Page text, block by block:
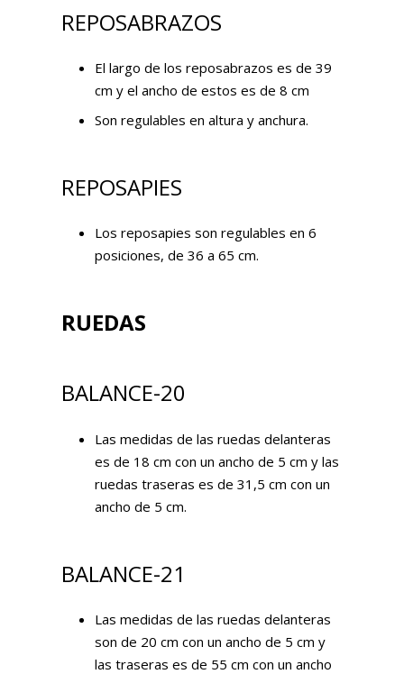
REPOSABRAZOS
El largo de los reposabrazos es de 39
cm y el ancho de estos es de 8 cm
Son regulables en altura y anchura.
REPOSAPIES
Los reposapies son regulables en 6
posiciones, de 36 a 65 cm.
RUEDAS
BALANCE-20
Las medidas de las ruedas delanteras
es de 18 cm con un ancho de 5 cm y las
ruedas traseras es de 31,5 cm con un
ancho de 5 cm.
BALANCE-21
Las medidas de las ruedas delanteras
son de 20 cm con un ancho de 5 cm y
las traseras es de 55 cm con un ancho